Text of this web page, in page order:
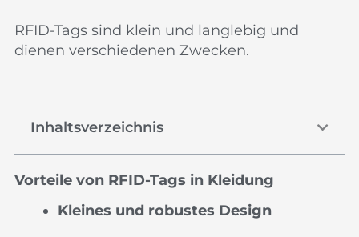
RFID-Tags sind klein und langlebig und
dienen verschiedenen Zwecken.
Inhaltsverzeichnis
Vorteile von RFID-Tags in Kleidung
Kleines und robustes Design